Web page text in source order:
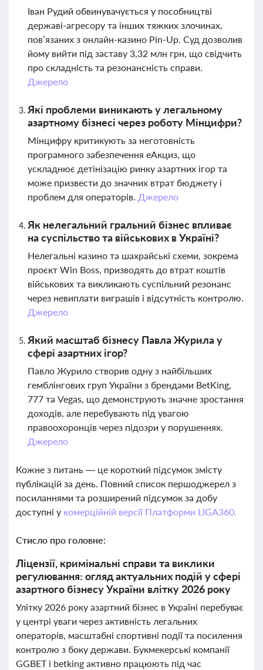
Іван Рудий обвинувачується у пособництві
державі-агресору та інших тяжких злочинах,
пов’язаних з онлайн-казино Pin-Up. Суд дозволив
йому вийти під заставу 3,32 млн грн, що свідчить
про складність та резонансність справи.
Джерело
Які проблеми виникають у легальному
азартному бізнесі через роботу Мінцифри?
Мінцифру критикують за неготовність
програмного забезпечення еАкциз, що
ускладнює детінізацію ринку азартних ігор та
може призвести до значних втрат бюджету і
проблем для операторів. Джерело
Як нелегальний гральний бізнес впливає
на суспільство та військових в Україні?
Нелегальні казино та шахрайські схеми, зокрема
проєкт Win Boss, призводять до втрат коштів
військових та викликають суспільний резонанс
через невиплати виграшів і відсутність контролю.
Джерело
Який масштаб бізнесу Павла Журила у
сфері азартних ігор?
Павло Журило створив одну з найбільших
гемблінгових груп України з брендами BetKing,
777 та Vegas, що демонструють значне зростання
доходів, але перебувають під увагою
правоохоронців через підозри у порушеннях.
Джерело
Кожне з питань — це короткий підсумок змісту
публікацій за день. Повний список першоджерел з
посиланнями та розширений підсумок за добу
доступні у комерційній версії Платформи LIGA360.
Стисло про головне:
Ліцензії, кримінальні справи та виклики
регулювання: огляд актуальних подій у сфері
азартного бізнесу України влітку 2026 року
Улітку 2026 року азартний бізнес в Україні перебуває
у центрі уваги через активність легальних
операторів, масштабні спортивні події та посилення
контролю з боку держави. Букмекерські компанії
GGBET і betking активно працюють під час